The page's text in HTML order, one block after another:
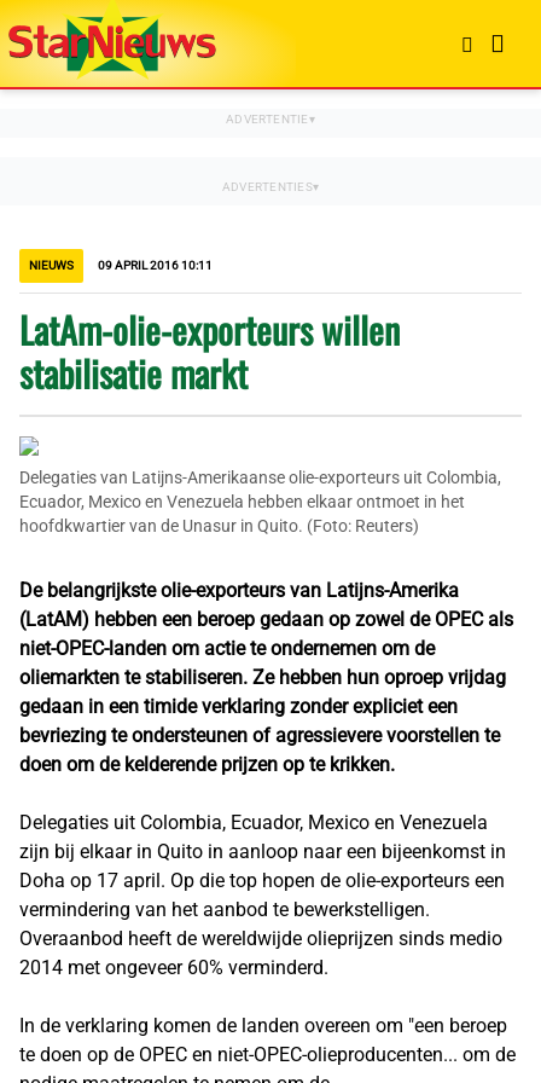
NIEUWS 09 APRIL 2016 10:11
LatAm-olie-exporteurs willen
stabilisatie markt
Delegaties van Latijns-Amerikaanse olie-exporteurs uit Colombia,
Ecuador, Mexico en Venezuela hebben elkaar ontmoet in het
hoofdkwartier van de Unasur in Quito. (Foto: Reuters)
De belangrijkste olie-exporteurs van Latijns-Amerika
(LatAM) hebben een beroep gedaan op zowel de OPEC als
niet-OPEC-landen om actie te ondernemen om de
oliemarkten te stabiliseren. Ze hebben hun oproep vrijdag
gedaan in een timide verklaring zonder expliciet een
bevriezing te ondersteunen of agressievere voorstellen te
doen om de kelderende prijzen op te krikken.
Delegaties uit Colombia, Ecuador, Mexico en Venezuela
zijn bij elkaar in Quito in aanloop naar een bijeenkomst in
Doha op 17 april. Op die top hopen de olie-exporteurs een
vermindering van het aanbod te bewerkstelligen.
Overaanbod heeft de wereldwijde olieprijzen sinds medio
2014 met ongeveer 60% verminderd.
In de verklaring komen de landen overeen om "een beroep
te doen op de OPEC en niet-OPEC-olieproducenten... om de